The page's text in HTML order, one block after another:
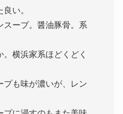
い。
スープ。醤油豚骨。系
横浜家系ほどくどく
プも味が濃いが、レン